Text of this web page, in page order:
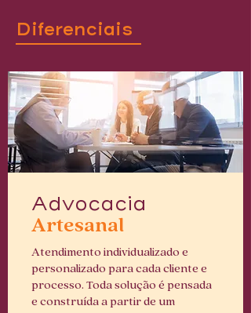
Diferenciais
Advocacia
Artesanal
Atendimento individualizado e
personalizado para cada cliente e
processo. Toda solução é pensada
e construída a partir de um